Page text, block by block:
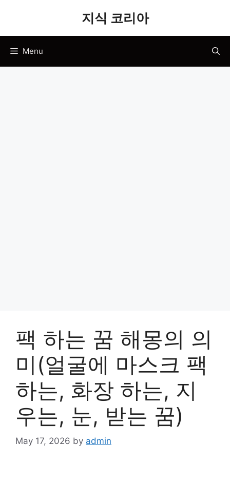
지식 코리아
Menu
팩 하는 꿈 해몽의 의
미(얼굴에 마스크 팩
하는, 화장 하는, 지
우는, 눈, 받는 꿈)
May 17, 2026 by admin